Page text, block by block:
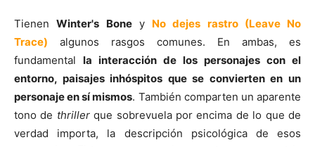
TienenWinter's Boney No dejes rastro (Leave No
Trace) algunos rasgos comunes. En ambas, es
fundamental la interacción de los personajes con el
entorno, paisajes inhóspitos que se convierten en un
personaje en sí mismos. También comparten un aparente
tono de thrillerque sobrevuela por encima de lo que de
verdad importa, la descripción psicológica de esos